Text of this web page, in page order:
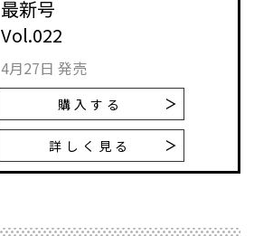
最新号
Vol.022
4月27日 発売
購入する
詳しく見る